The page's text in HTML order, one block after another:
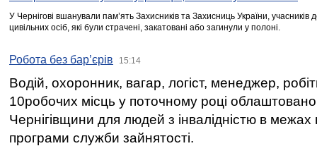
У Чернігові вшанували пам’ять Захисників та Захисниць України,
цивільних осіб, які були страчені, закатовані або загинули у полоні.
Робота без бар’єрів 15:14
Водій, охоронник, вагар, логіст, менеджер,
10робочих місць у поточному році
Чернігівщини для людей з інвалідністю в межах
програми служби зайнятості.